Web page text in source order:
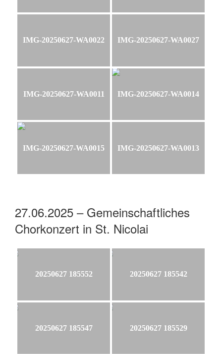
IMG-20250627-WA0022 IMG-20250627-WA0027
IMG-20250627-WA0011 IMG-20250627-WA0014
IMG-20250627-WA0015 IMG-20250627-WA0013
27.06.2025 – Gemeinschaftliches
Chorkonzert in St. Nicolai
20250627 185552 20250627 185542
20250627 185547 20250627 185529